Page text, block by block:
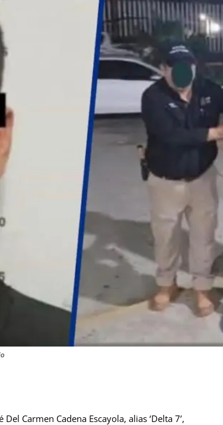
Carmen Cadena Escayola, alias ‘Delta 7’,